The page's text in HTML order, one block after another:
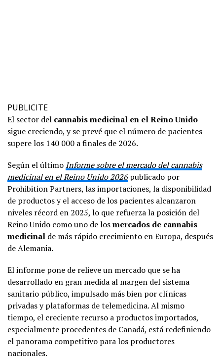
PUBLICITE
El sector del cannabis medicinal en el Reino Unido
sigue creciendo, y se prevé que el número de pacientes
supere los 140 000 a finales de 2026.
Según el último Informe sobre el mercado del cannabis
medicinal en el Reino Unido 2026publicado por
Prohibition Partners, las importaciones, la disponibilidad
de productos y el acceso de los pacientes alcanzaron
niveles récord en 2025, lo que refuerza la posición del
Reino Unido como uno de losmercados de cannabis
medicinal de más rápido crecimiento en Europa, después
de Alemania.
El informe pone de relieve un mercado que se ha
desarrollado en gran medida al margen del sistema
sanitario público, impulsado más bien por clínicas
privadas y plataformas de telemedicina. Al mismo
tiempo, el creciente recurso a productos importados,
especialmente procedentes de Canadá, está redefiniendo
el panorama competitivo para los productores
nacionales.